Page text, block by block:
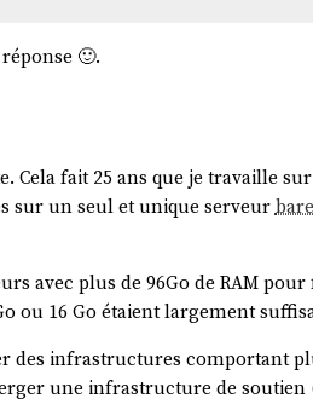
🙂.
Cela fait 25 ans que je travaille
sur un seul et unique serveur
avec plus de 96Go de RAM
ou 16 Go étaient largement
des infrastructures comportant
une infrastructure de